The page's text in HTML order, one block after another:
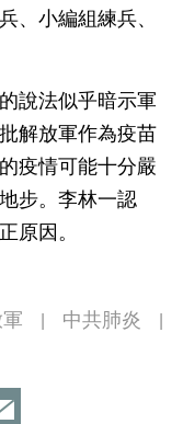
、小編組練兵、
說法似乎暗示軍
解放軍作為疫苗
疫情可能十分嚴
步。李林一認
原因。
中共肺炎